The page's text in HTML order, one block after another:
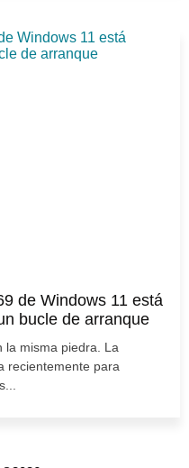
de Windows 11 está
bucle de arranque
la misma piedra. La
recientemente para